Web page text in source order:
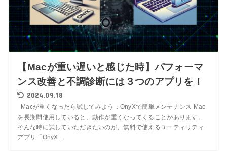
【Macが重い遅いと感じた時】パフォーマ
ンス改善と不調診断には３つのアプリを！
2024.09.18
Macが重くなったら試してみよう：OnyXで簡単メンテナンス Mac
を長期間使用していると、動作が重くなってくることがあります。
そんな時に試していただきたいのが、無料で使えるユーティリティ
アプリ「OnyX...